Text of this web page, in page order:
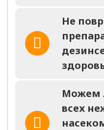
Отправка
Не
Можем
всех